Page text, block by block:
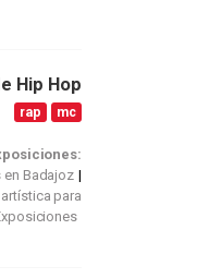
Hip Hop
rap mc
en Badajoz
para